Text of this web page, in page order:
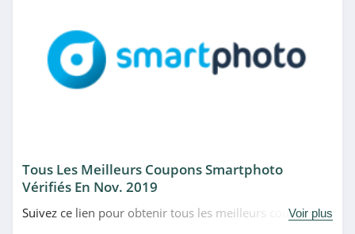
Tous Les Meilleurs Coupons Smartphoto
Vérifiés En Nov. 2019
Suivez ce lien pour obtenir tous les meilleurs codesVoir plus